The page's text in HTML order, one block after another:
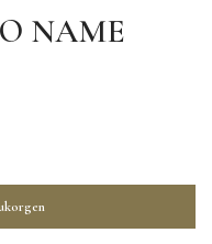
NAME